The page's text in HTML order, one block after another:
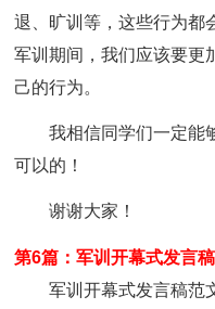
退、旷训等，这些行为都
军训期间，我们应该要更
己的行为。
我相信同学们一定能
可以的！
谢谢大家！
第6篇：军训开幕式发言稿
军训开幕式发言稿范